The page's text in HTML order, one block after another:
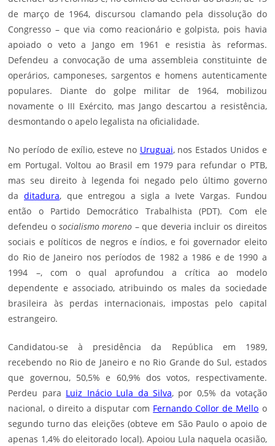
de março de 1964, discursou clamando pela dissolução do
Congresso – que via como reacionário e golpista, pois havia
apoiado o veto a Jango em 1961 e resistia às reformas.
Defendeu a convocação de uma assembleia constituinte de
operários, camponeses, sargentos e homens autenticamente
populares. Diante do golpe militar de 1964, mobilizou
novamente o III Exército, mas Jango descartou a resistência,
desmontando o apelo legalista na oficialidade.
No período de exílio, esteve no Uruguai, nos Estados Unidos e
em Portugal. Voltou ao Brasil em 1979 para refundar o PTB,
mas seu direito à legenda foi negado pelo último governo
daditadura, que entregou a sigla a Ivete Vargas. Fundou
então o Partido Democrático Trabalhista (PDT). Com ele
defendeu o socialismo moreno – que deveria incluir os direitos
sociais e políticos de negros e índios, e foi governador eleito
do Rio de Janeiro nos períodos de 1982 a 1986 e de 1990 a
1994 –, com o qual aprofundou a crítica ao modelo
dependente e associado, atribuindo os males da sociedade
brasileira às perdas internacionais, impostas pelo capital
estrangeiro.
Candidatou-se à presidência da República em 1989,
recebendo no Rio de Janeiro e no Rio Grande do Sul, estados
que governou, 50,5% e 60,9% dos votos, respectivamente.
Perdeu para Luiz Inácio Lula da Silva, por 0,5% da votação
nacional, o direito a disputar com Fernando Collor de Mello o
segundo turno das eleições (obteve em São Paulo o apoio de
apenas 1,4% do eleitorado local). Apoiou Lula naquela ocasião,